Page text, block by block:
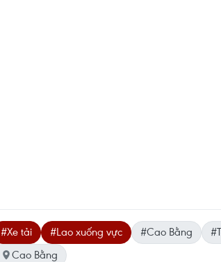
#Xe tải #Lao xuống vực #Cao Bằng
Cao Bằng